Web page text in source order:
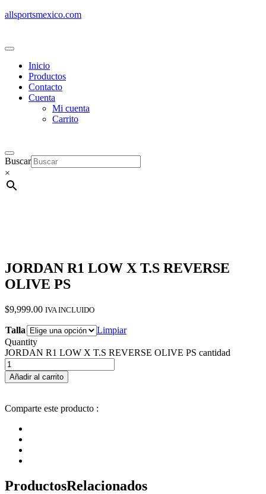
allsportsmexico.com
Inicio
Productos
Contacto
Cuenta
Mi cuenta
Carrito
Buscar
×
JORDAN R1 LOW X T.S REVERSE
OLIVE PS
$9,999.00 IVA INCLUIDO
Talla
Limpiar
Quantity
JORDAN R1 LOW X T.S REVERSE OLIVE PS cantidad
Añadir al carrito
Comparte este producto :
ProductosRelacionados